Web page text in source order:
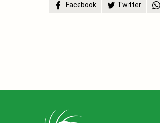
Facebook
Twitter